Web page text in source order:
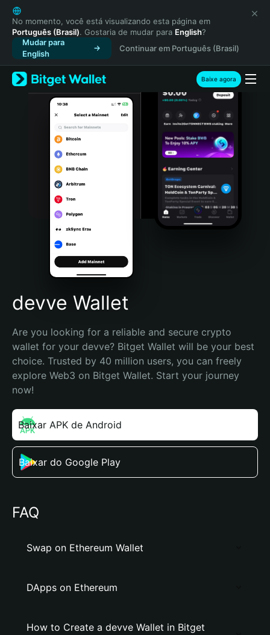
English
日本語
Tiếng Việt
Русский
Español (Latinoamérica)
Türkçe
Italiano
Português (Portugal)
Bahasa Indonesia
Português (Brasil)
Español (Argentina)
No momento, você está visualizando esta página em
Português (Brasil). Gostaria de mudar para English?
Mudar para
English
Continuar em Português (Brasil)
Baixe agora
devve Wallet
Are you looking for a reliable and secure crypto
wallet for your devve? Bitget Wallet will be your best
choice. Trusted by 40 million users, you can freely
explore Web3 on Bitget Wallet. Start your journey
now!
Baixar APK de Android
Baixar do Google Play
FAQ
Swap on Ethereum Wallet
DApps on Ethereum
How to Create a devve Wallet in Bitget